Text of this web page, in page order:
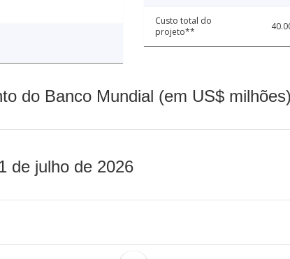
Custo total do
projeto**
do Banco Mundial (em US$
de julho de 2026